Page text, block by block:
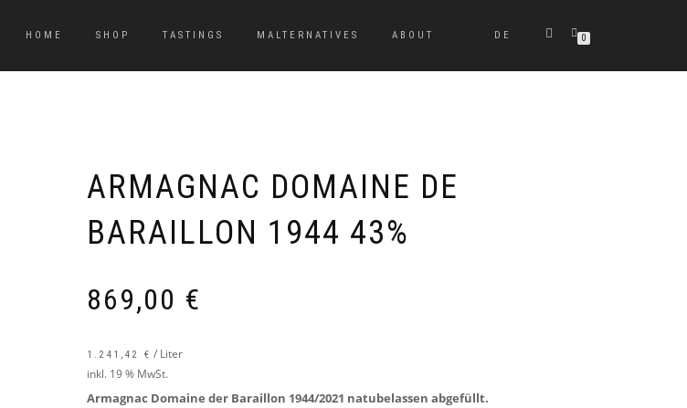
HOME SHOP TASTINGS MALTERNATIVES ABOUT DE 0
ARMAGNAC DOMAINE DE
BARAILLON 1944 43%
869,00 €
1.241,42 € / Liter
inkl. 19 % MwSt.
Armagnac Domaine der Baraillon 1944/2021 natubelassen abgefüllt.